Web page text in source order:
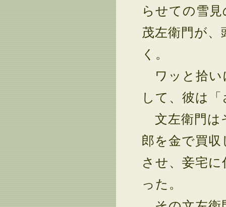
らせての雪
茂左衛門が
く。
ワッと拾い
して、彼は
文左衛門は
郎を金で買
させ、妾宅
った。